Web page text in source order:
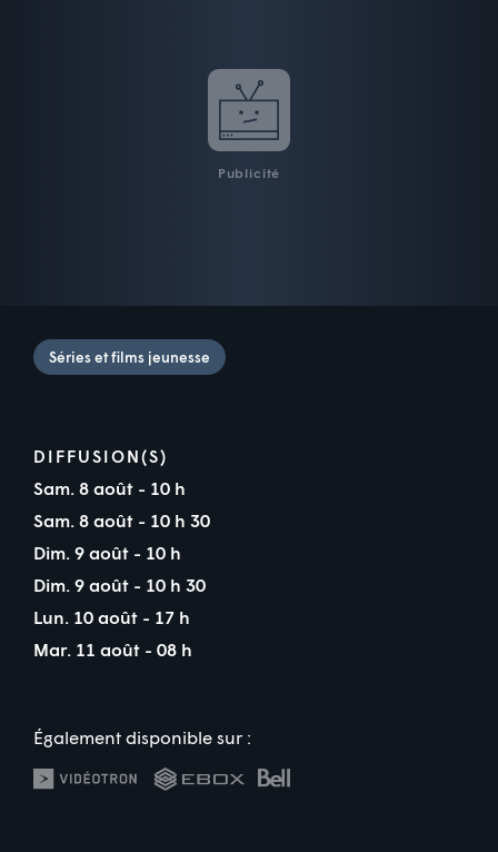
Publicité
Séries et films jeunesse
DIFFUSION(S)
Sam. 8 août - 10 h
Sam. 8 août - 10 h 30
Dim. 9 août - 10 h
Dim. 9 août - 10 h 30
Lun. 10 août - 17 h
Mar. 11 août - 08 h
Également disponible sur :